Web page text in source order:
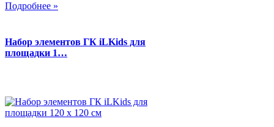
Подробнее »
Набор элементов ГК iLKids для
площадки 1…